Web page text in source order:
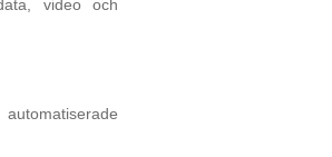
video och